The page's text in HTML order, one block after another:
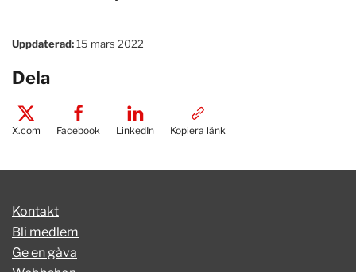
Uppdaterad:15 mars 2022
Dela
X.com Facebook LinkedIn Kopiera länk
Kontakt
Bli medlem
Ge en gåva